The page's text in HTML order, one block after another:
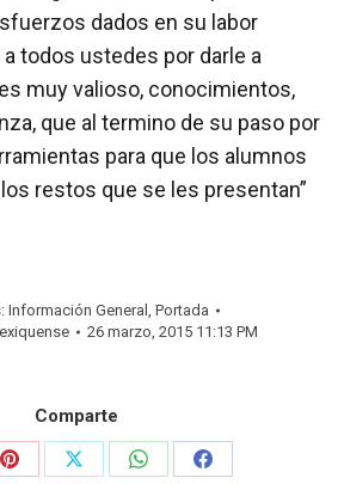
dados en su labor
a todos ustedes por darle a
muy valioso, conocimientos,
que al termino de su paso por
para que los alumnos
restos que se les presentan”
Información General , Portada
26 marzo, 2015 11:13 PM
Comparte
Share Share Share Share